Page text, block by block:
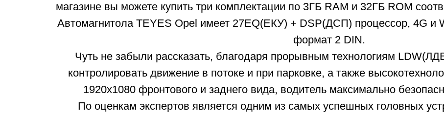
магазине вы можете купить три комплектации по 3ГБ RAM и 32ГБ ROM
Автомагнитола TEYES Opel имеет 27EQ(ЕКУ) + DSP(ДСП) процессор, 4G и
формат 2 DIN.
Чуть не забыли рассказать, благодаря прорывным технологиям
контролировать движение в потоке и при парковке, а также
1920x1080 фронтового и заднего вида, водитель максимально
По оценкам экспертов является одним из самых успешных головных